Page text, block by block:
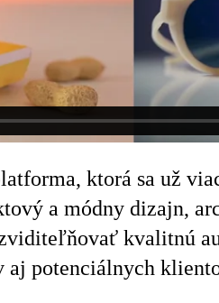
ktorá sa už
a módny dizajn,
kvalitnú
aj potenciálnych